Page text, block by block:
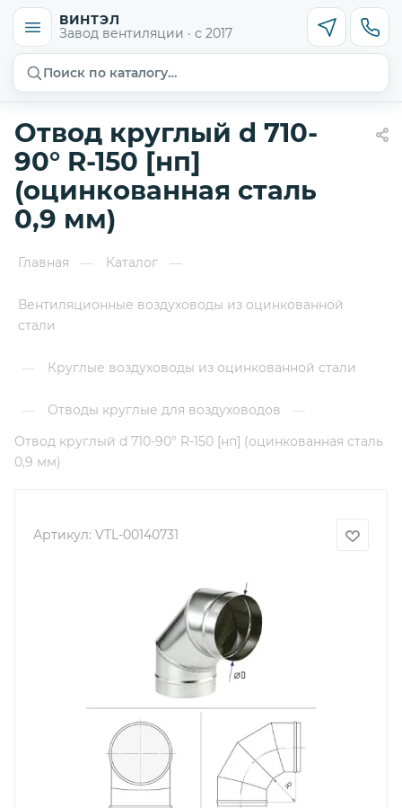
ВИНТЭЛ
Завод вентиляции · с 2017
Поиск по каталогу…
Отвод круглый d 710-
90° R-150 [нп]
(оцинкованная сталь
0,9 мм)
Главная — Каталог —
Вентиляционные воздуховоды из оцинкованной
стали
— Круглые воздуховоды из оцинкованной стали
— Отводы круглые для воздуховодов
—
Отвод круглый d 710-90° R-150 [нп] (оцинкованная сталь
0,9 мм)
Артикул: VTL-00140731